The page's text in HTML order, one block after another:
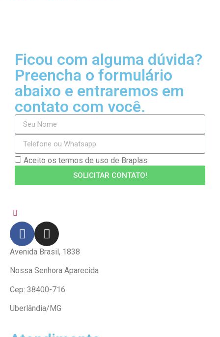
Ficou com alguma dúvida?
Preencha o formulário
abaixo e entraremos em
contato com você.
Aceito os termos de uso de Braplas.
SOLICITAR CONTATO!
Avenida Brasil, 1838
Nossa Senhora Aparecida
Cep: 38400-716
Uberlândia/MG